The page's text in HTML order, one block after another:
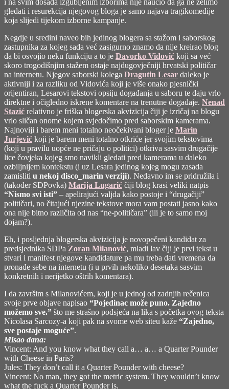
gledati i resurekcija njegovog bloga je samo najava tragikomedije
koja slijedi tijekom izborne kampanje.
Negdje u sredini naveo bih jedinog blogera sa stažom i saborskog
zastupnika za kojeg sada već zasigurno znamo da nije kreirao blog
da bi osvojio neku funkciju a to je Davorko Vidović koji sa već
skoro trogodišnjim stažem ostaje najdugovječniji hrvatski političar
na internetu. Njegov saborski kolega Dragutin Lesar daleko je
aktivniji i za razliku od Vidovića koji je više onako pjesnički
orijentiran, Lesarovi tekstovi opsiju događanja u saboru te daju vrlo
direktne i očigledno iskrene komentare na trenutne događaje. Nenad
Stazić relativno je friška blogerska akvizicija čiji je izričaj na blogu
vrlo sličan onome kojem svjedočimo pred saborskim kamerama.
Najnoviji i barem meni totalno neočekivani bloger je Marin
Jurjević koji je barem meni totalno otkriće jer svojim tekstovima
(koji u pravilu uopće ne pričaju o politici) otkriva sasvim drugačije
lice čovjeka kojeg smo navikli gledati pred kamerama u daleko
ozbiljnijem kontekstu (i uz Lesara jedinog kojeg mogu zasada
zamisliti u nekoj disco_marin verziji). Nedavno im se pridružila i
(također SDPovka) Marija Lugarić čiji blog krasi veliki natpis
“Nismo svi isti” – apelirajući valjda kako postoje i “drugačiji”
političari, no čitajući njezine tekstove mora vam postati jasno kako
ona nije bitno različita od nas “ne-političara” (ili je to samo moj
dojam?).
Eh, i posljednja blogerska akvizicija je novopečeni kandidat za
predsjednika SDPa Zoran Milanović, mladi lav čiji je prvi tekst u
stvari i manifest njegove kandidature pa mu treba dati vremena da
pronađe sebe na internetu (i u prvih nekoliko desetaka sasvim
konkretnih i nerijetko oštrih komentara).
I da završim s Milanovićem, koji je u jednoj od zadnjih rečenica
svoje prve objave napisao “Pojedinac može puno. Zajedno
možemo sve.” što me strašno podsjeća na lika s početka ovog teksta
Nicolasa Sarcozy-a koji pak na svome web siteu kaže “Zajedno,
sve postaje moguće”.
Misao dana:
Vincent: And you know what they call a… a… a Quarter Pounder
with Cheese in Paris?
Jules: They don’t call it a Quarter Pounder with cheese?
Vincent: No man, they got the metric system. They wouldn’t know
what the fuck a Quarter Pounder is.